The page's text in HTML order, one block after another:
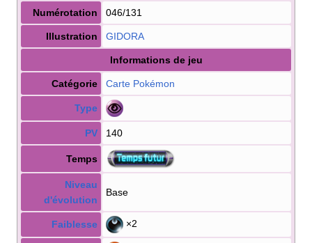
Numérotation 046/131
Illustration GIDORA
Informations de jeu
Catégorie Carte Pokémon
Type
PV 140
Temps
Niveau
d'évolution
Base
Faiblesse ×2